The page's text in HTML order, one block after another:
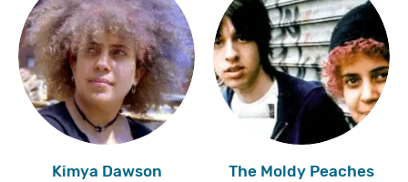
Kimya Dawson The Moldy Peaches